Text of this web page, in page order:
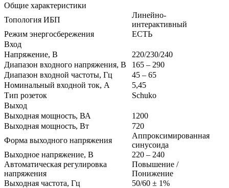
Общие характеристики
Топология ИБП
Линейно-
интерактивный
Режим энергосбережения
ЕСТЬ
Вход
Напряжение, В
220/230/240
Диапазон входного напряжения, В
165 – 290
Диапазон входной частоты, Гц
45 – 65
Номинальный входной ток, А
5,45
Тип розеток
Schuko
Выход
Выходная мощность, ВА
1200
Выходная мощность, Вт
720
Форма выходного напряжения
Аппроксимированная
синусоида
Выходное напряжение, В
220 – 240
Автоматическая регулировка
напряжения
Повышение /
Понижение
Выходная частота, Гц
50/60 ± 1%